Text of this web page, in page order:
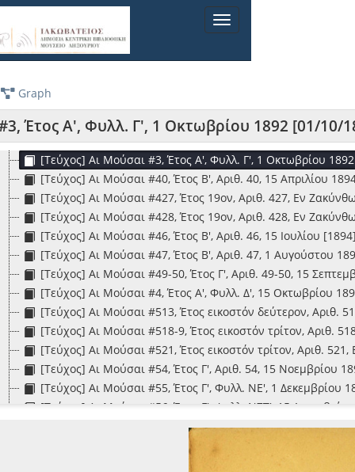
Toggle
navigation
Graph
Έτος Α', Φυλλ. Γ', 1 Οκτωβρίου 1892 [01/10/
[Τεύχος] Αι Μούσαι #27, Έτος Β', Αριθ. 27, 1 Οκτωβρίου
[Τεύχος] Αι Μούσαι #28, Έτος Β', Αριθ. 28, 15 Οκτωβρίου
[Τεύχος] Αι Μούσαι #2, Έτος Α', Αρ. 2, 15 Σεπτεμβρίου
[Τεύχος] Αι Μούσαι #31, Έτος Β', Αριθ. 31, 1 Δεκεμβρίου
[Τεύχος] Αι Μούσαι #37, Έτος Β', Αριθ. 37, 1 Μαρτίου
[Τεύχος] Αι Μούσαι #380, Έτος Δέκατον Έβδομον, Φυλλ.
[Τεύχος] Αι Μούσαι #381, Έτος Δέκατον Έβδομον, Φυλλ.
[Τεύχος] Αι Μούσαι #3, Έτος Α', Φυλλ. Γ', 1 Οκτωβρίου
[Τεύχος] Αι Μούσαι #40, Έτος Β', Αριθ. 40, 15 Απριλίου
[Τεύχος] Αι Μούσαι #427, Έτος 19ον, Αριθ. 427, Εν
[Τεύχος] Αι Μούσαι #428, Έτος 19ον, Αριθ. 428, Εν
[Τεύχος] Αι Μούσαι #46, Έτος Β', Αριθ. 46, 15 Ιουλίου
[Τεύχος] Αι Μούσαι #47, Έτος Β', Αριθ. 47, 1 Αυγούστου
[Τεύχος] Αι Μούσαι #49-50, Έτος Γ', Αριθ. 49-50, 15
[Τεύχος] Αι Μούσαι #4, Έτος Α', Φυλλ. Δ', 15 Οκτωβρίου
[Τεύχος] Αι Μούσαι #513, Έτος εικοστόν δεύτερον,
[Τεύχος] Αι Μούσαι #518-9, Έτος εικοστόν τρίτον, Αριθ.
[Τεύχος] Αι Μούσαι #521, Έτος εικοστόν τρίτον, Αριθ.
[Τεύχος] Αι Μούσαι #54, Έτος Γ', Αριθ. 54, 15 Νοεμβρίου
[Τεύχος] Αι Μούσαι #55, Έτος Γ', Φυλλ. ΝΕ', 1 Δεκεμβρίου
[Τεύχος] Αι Μούσαι #56, Έτος Γ', Φυλλ. ΝΣΤ', 15
[Τεύχος] Αι Μούσαι #78, Έτος Δ', Αριθ. 78, 1 Νοεμβρίου
[Τεύχος] Αι Μούσαι #79, Έτος Δ', Αριθ. 79, 15 Νοεμβρίου
[Τεύχος] Αι Μούσαι #8, Έτος Α', Φυλλ. Η', 15 Δεκεμβρίου